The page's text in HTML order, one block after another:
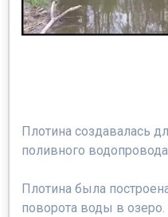
Плотина создавалась
поливного
Плотина была
поворота воды в озеро.